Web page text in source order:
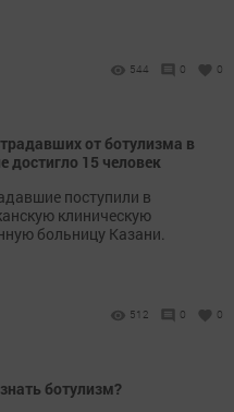
544 0 0
от ботулизма в
достигло 15 человек
поступили в
клиническую
больницу Казани.
512 0 0
ботулизм?